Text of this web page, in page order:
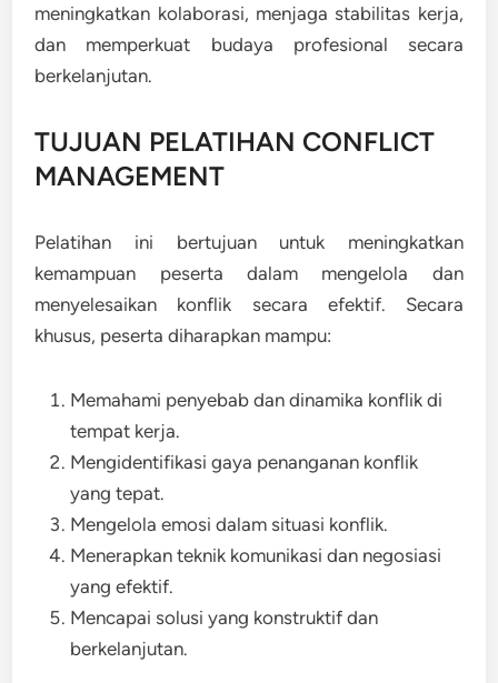
meningkatkan kolaborasi, menjaga stabilitas kerja,
dan memperkuat budaya profesional secara
berkelanjutan.
TUJUAN PELATIHAN CONFLICT
MANAGEMENT
Pelatihan ini bertujuan untuk meningkatkan
kemampuan peserta dalam mengelola dan
menyelesaikan konflik secara efektif. Secara
khusus, peserta diharapkan mampu:
Memahami penyebab dan dinamika konflik di
tempat kerja.
Mengidentifikasi gaya penanganan konflik
yang tepat.
Mengelola emosi dalam situasi konflik.
Menerapkan teknik komunikasi dan negosiasi
yang efektif.
Mencapai solusi yang konstruktif dan
berkelanjutan.